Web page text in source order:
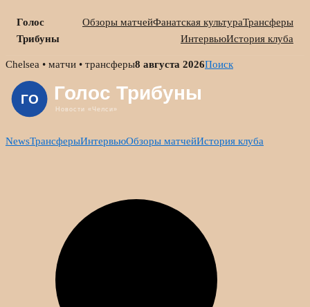
Голос
Трибуны
Обзоры матчейФанатская культураТрансферы
ИнтервьюИстория клуба
Skip
content
Chelsea • матчи • трансферы8 августа 2026Поиск
NewsТрансферыИнтервьюОбзоры матчейИстория клуба